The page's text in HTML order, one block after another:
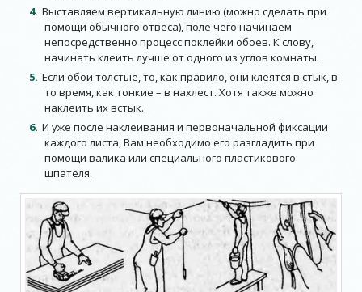
Выставляем вертикальную линию (можно сделать при
помощи обычного отвеса), поле чего начинаем
непосредственно процесс поклейки обоев. К слову,
начинать клеить лучше от одного из углов комнаты.
Если обои толстые, то, как правило, они клеятся в стык, в
то время, как тонкие – в нахлест. Хотя также можно
наклеить их встык.
И уже после наклеивания и первоначальной фиксации
каждого листа, Вам необходимо его разгладить при
помощи валика или специального пластикового
шпателя.